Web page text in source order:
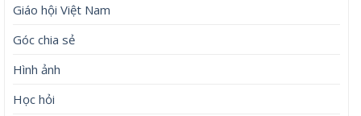
Giáo hội Việt Nam
Góc chia sẻ
Hình ảnh
Học hỏi